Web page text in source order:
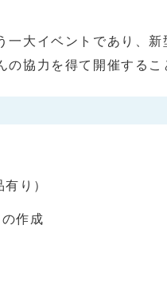
大イベントであり、
協力を得て開催するこ
り）
作成